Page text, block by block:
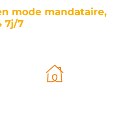
mode mandataire,
7j/7